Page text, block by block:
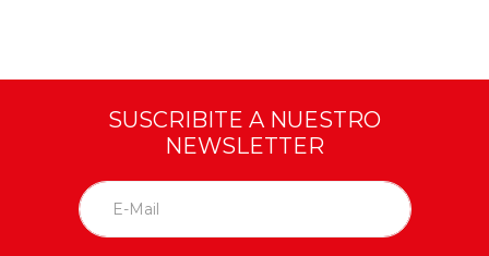
SUSCRIBITE A NUESTRO
NEWSLETTER